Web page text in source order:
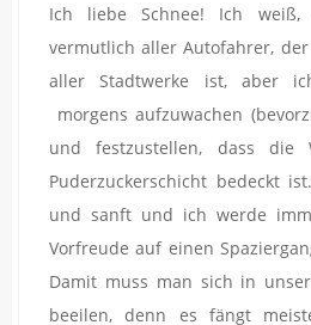
Ich liebe Schnee! Ich
vermutlich aller Autofahrer,
aller Stadtwerke ist, aber
morgens aufzuwachen
und festzustellen, dass
Puderzuckerschicht bedeckt
und sanft und ich werde
Vorfreude auf einen
Damit muss man sich in
beeilen, denn es fängt